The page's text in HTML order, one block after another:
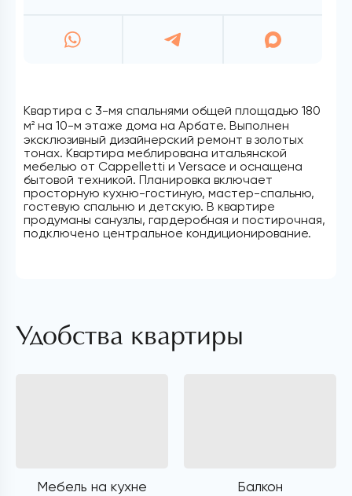
Квартира с 3-мя спальнями общей площадью 180
м2 на 10-м этаже дома на Арбате. Выполнен
эксклюзивный дизайнерский ремонт в золотых
тонах. Квартира меблирована итальянской
мебелью от Cappelletti и Versace и оснащена
бытовой техникой. Планировка включает
просторную кухню-гостиную, мастер-спальню,
гостевую спальню и детскую. В квартире
продуманы санузлы, гардеробная и постирочная,
подключено центральное кондиционирование.
Удобства квартиры
Мебель на кухне Балкон